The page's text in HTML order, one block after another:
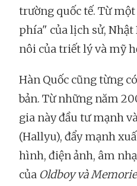
trường quốc tế. Từ
phía" của lịch sử,
nôi của triết lý và mỹ
Hàn Quốc cũng từng
bản. Từ những năm
gia này đầu tư mạnh
(Hallyu), đẩy mạnh
hình, điện ảnh, âm
của Oldboy và